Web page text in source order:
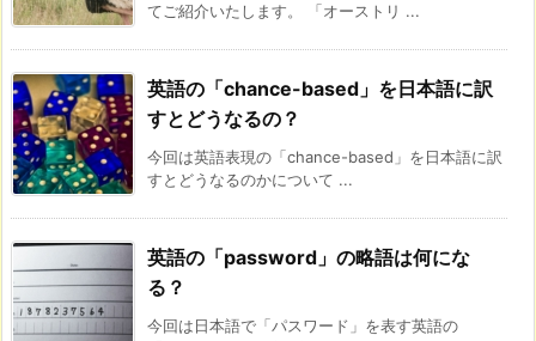
てご紹介いたします。 「オーストリ ...
英語の「chance-based」を日本語に訳
すとどうなるの？
今回は英語表現の「chance-based」を日本語に訳
すとどうなるのかについて ...
英語の「password」の略語は何にな
る？
今回は日本語で「パスワード」を表す英語の